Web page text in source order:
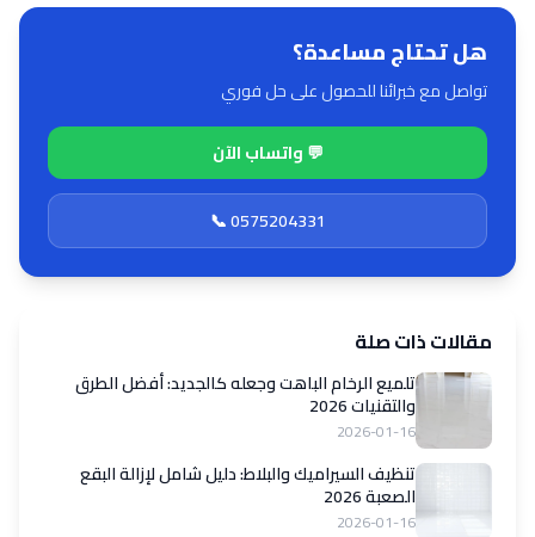
هل تحتاج مساعدة؟
تواصل مع خبرائنا للحصول على حل فوري
💬 واتساب الآن
📞 0575204331
مقالات ذات صلة
تلميع الرخام الباهت وجعله كالجديد: أفضل الطرق
والتقنيات 2026
2026-01-16
تنظيف السيراميك والبلاط: دليل شامل لإزالة البقع
الصعبة 2026
2026-01-16